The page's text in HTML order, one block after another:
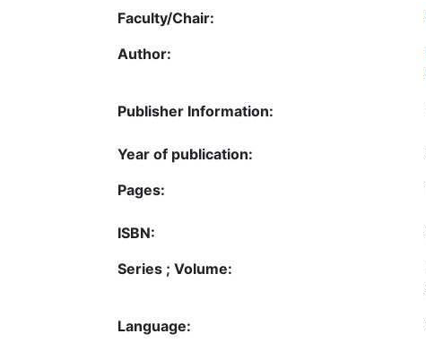
Faculty/Chair:
Author:
Publisher Information:
Year of publication:
Pages:
ISBN:
Series ; Volume:
Language: